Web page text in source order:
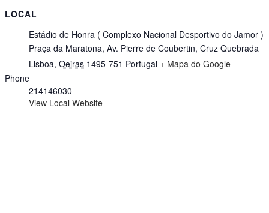
LOCAL
Estádio de Honra ( Complexo Nacional Desportivo do Jamor )
Praça da Maratona, Av. Pierre de Coubertin, Cruz Quebrada
Lisboa, Oeiras 1495-751 Portugal + Mapa do Google
Phone
214146030
View Local Website